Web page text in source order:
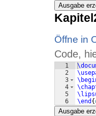
Ausgabe
Öffne in
Code,
1
2
3
4
5
6
\end {
Ausgabe